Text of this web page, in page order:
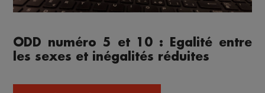
ODD numéro 5 et 10 : Egalité entre
les sexes et inégalités réduites